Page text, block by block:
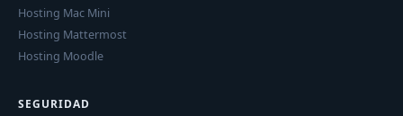
Hosting Mac Mini
Hosting Mattermost
Hosting Moodle
SEGURIDAD